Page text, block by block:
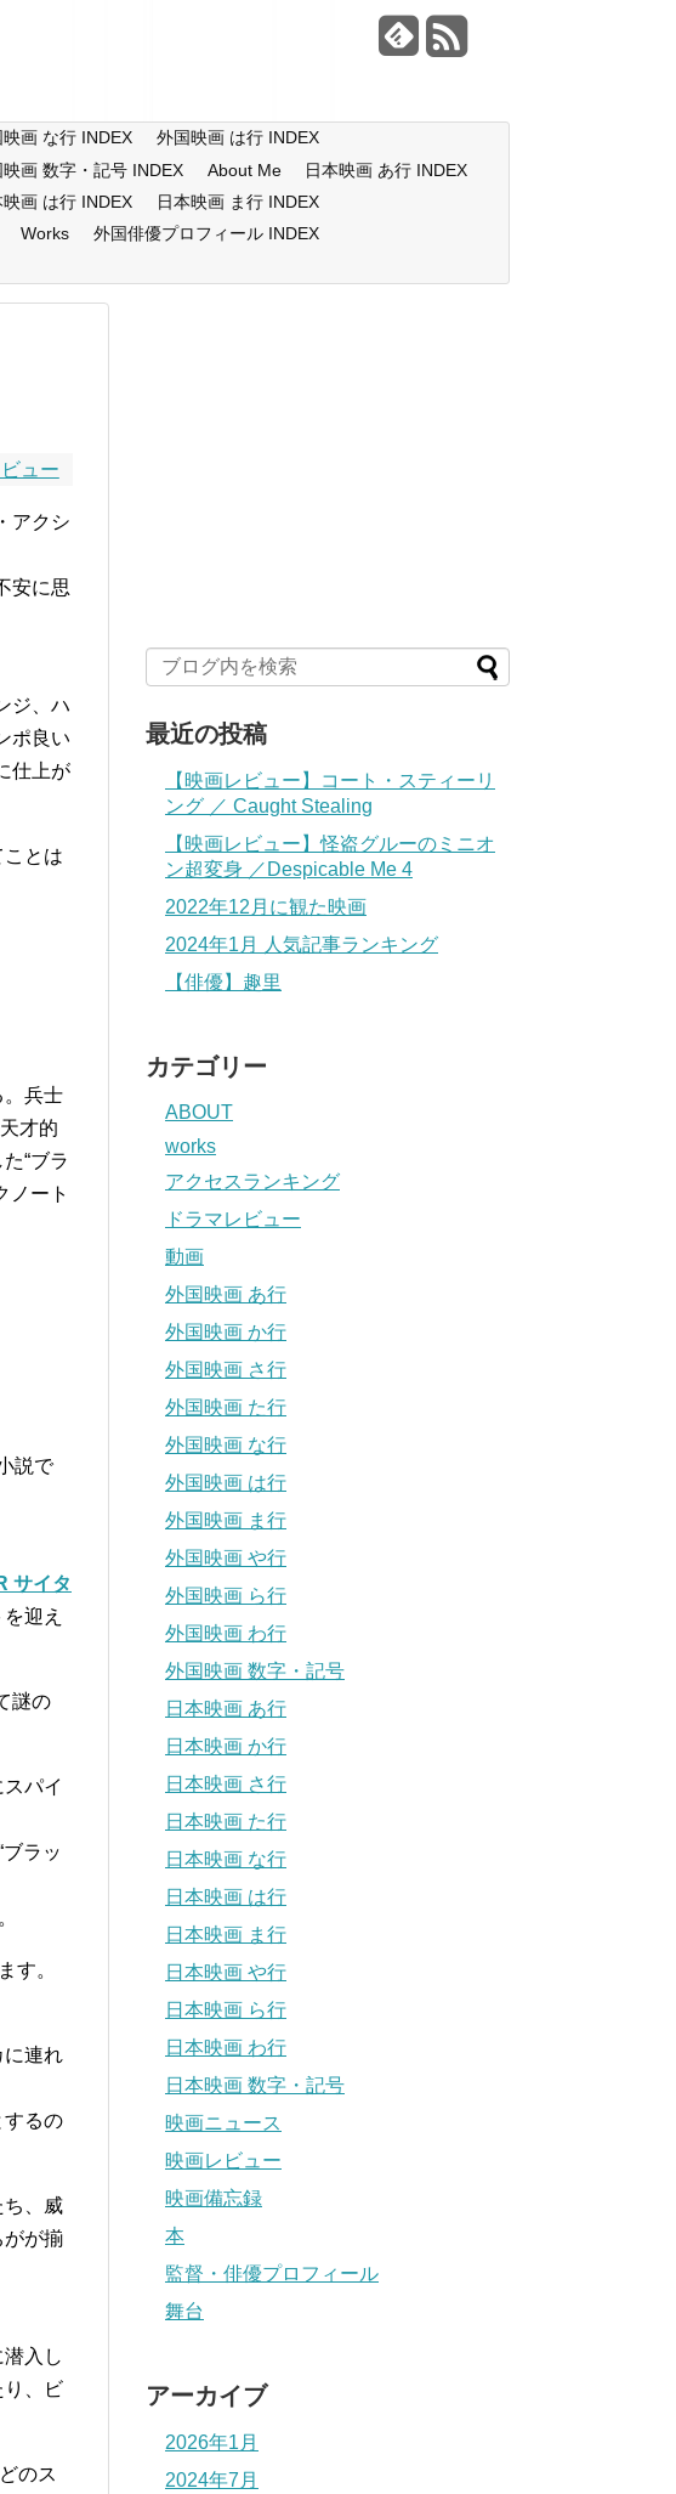
映画 な行 INDEX
外国映画 は行 INDEX
映画 数字・記号 INDEX About Me
日本映画 あ行 INDEX
映画 は行 INDEX
日本映画 ま行 INDEX
Works
外国俳優プロフィール INDEX
ュー
アクシ
安に思
ジ、ハ
ポ良い
仕上が
とは
。兵士
才的
“ブラ
ノート
説で
サイタ
迎え
謎の
パイ
ラッ
す。
に連れ
するの
ち、威
がが揃
入し
り、ビ
のス
最近の投稿
【映画レビュー】コート・スティーリ
ング ／ Caught Stealing
【映画レビュー】怪盗グルーのミニオ
ン超変身 ／Despicable Me 4
2022年12月に観た映画
2024年1月 人気記事ランキング
【俳優】趣里
カテゴリー
ABOUT
works
アクセスランキング
ドラマレビュー
動画
外国映画 あ行
外国映画 か行
外国映画 さ行
外国映画 た行
外国映画 な行
外国映画 は行
外国映画 ま行
外国映画 や行
外国映画 ら行
外国映画 わ行
外国映画 数字・記号
日本映画 あ行
日本映画 か行
日本映画 さ行
日本映画 た行
日本映画 な行
日本映画 は行
日本映画 ま行
日本映画 や行
日本映画 ら行
日本映画 わ行
日本映画 数字・記号
映画ニュース
映画レビュー
映画備忘録
本
監督・俳優プロフィール
舞台
アーカイブ
2026年1月
2024年7月